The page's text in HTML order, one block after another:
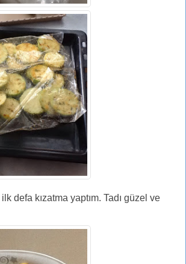
defa kızatma yaptım. Tadı güzel ve